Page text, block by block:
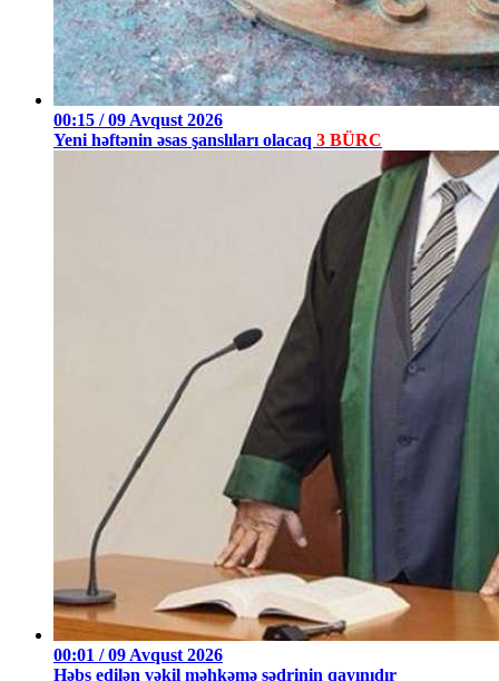
00:15 / 09 Avqust 2026
Yeni həftənin əsas şanslıları olacaq 3 BÜRC
00:01 / 09 Avqust 2026
Həbs edilən vəkil məhkəmə sədrinin qayınıdır